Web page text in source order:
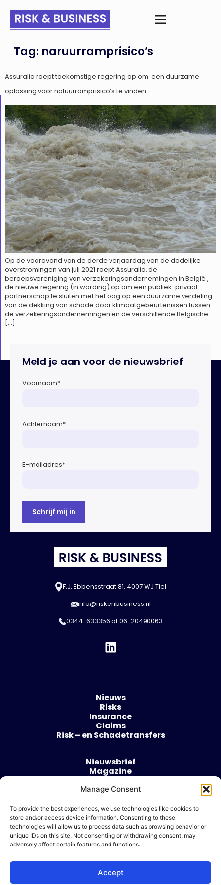
Manage Consent
To provide the best experiences, we use technologies like cookies to
store and/or access device information. Consenting to these
technologies will allow us to process data such as browsing behavior or
unique IDs on this site. Not consenting or withdrawing consent, may
adversely affect certain features and functions.
Accept
Tag: naruurramprisico’s
Assuralia roept toekomstige regering op om ​ ​een duurzame
oplossing voor natuurramprisico’s te vinden
Op de vooravond van de derde verjaardag van de dodelijke
overstromingen van juli 2021 roept Assuralia, de
beroepsvereniging van verzekeringsondernemingen in België ,
de nieuwe regering (in wording) op om een publiek-privaat
partnerschap te sluiten met het oog op een duurzame verdeling
van de dekking van schade door klimaatgebeurtenissen tussen
de verzekeringsondernemingen en de verschillende Belgische
[…]
Meld je aan voor de nieuwsbrief
Voornaam*
Achternaam*
E-mailadres*
F.J. Ebbensstraat 81, 4007 WJ Tiel
info@riskenbusiness.nl
0344-633356 of06-20490063
Nieuws
Risks
Insurance
Claims
Risk – en Schadetransfers
Nieuwsbrief
Magazine
Over
Algemene voorwaarden
Cookie beleid
Ik wil adverteren